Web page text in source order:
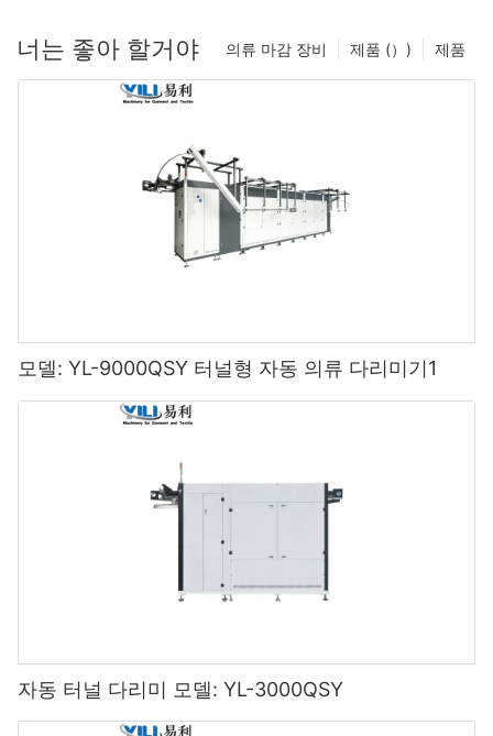
너는 좋아 할거야 제품
제품 (）)
의류 마감 장비
모델: YL-9000QSY 터널형 자동 의류 다리미기1
자동 터널 다리미 모델: YL-3000QSY